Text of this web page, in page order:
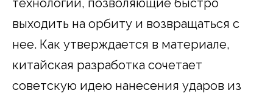
технологии, позволяющие быстро
выходить на орбиту и возвращаться с
нее. Как утверждается в материале,
китайская разработка сочетает
советскую идею нанесения ударов из